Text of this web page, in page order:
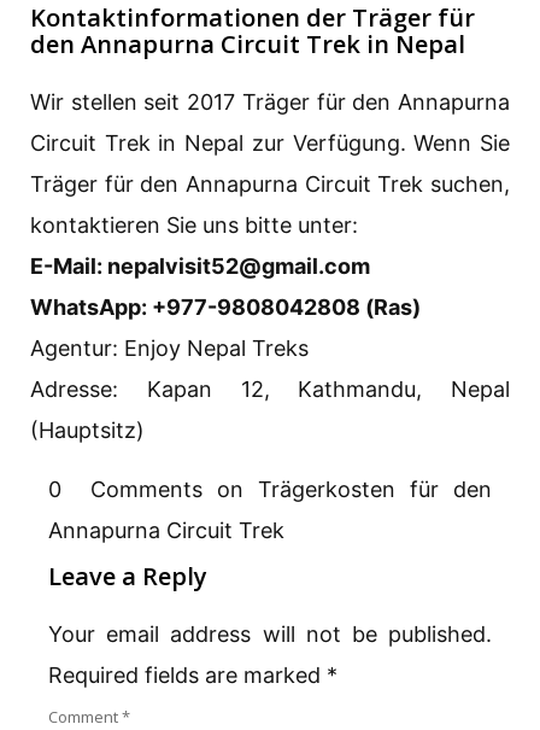
Kontaktinformationen der Träger für
den Annapurna Circuit Trek in Nepal
Wir stellen seit 2017 Träger für den Annapurna
Circuit Trek in Nepal zur Verfügung. Wenn Sie
Träger für den Annapurna Circuit Trek suchen,
kontaktieren Sie uns bitte unter:
E-Mail: nepalvisit52@gmail.com
WhatsApp: +977-9808042808 (Ras)
Agentur: Enjoy Nepal Treks
Adresse: Kapan 12, Kathmandu, Nepal
(Hauptsitz)
0 Comments on Trägerkosten für den
Annapurna Circuit Trek
Leave a Reply
Your email address will not be published.
Required fields are marked *
Comment*